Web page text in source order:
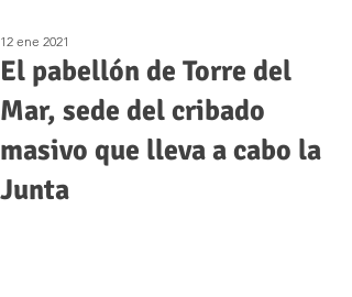
El pabellón de Torre del
Mar, sede del cribado
masivo que lleva a cabo la
Junta
12 ene 2021